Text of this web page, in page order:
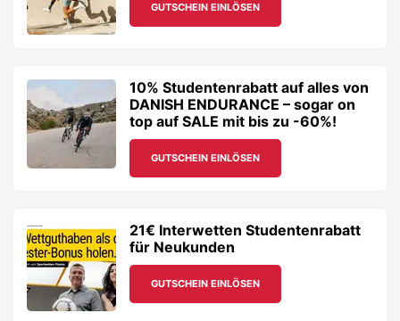
GUTSCHEIN EINLÖSEN
10% Studentenrabatt auf alles von
DANISH ENDURANCE – sogar on
top auf SALE mit bis zu -60%!
GUTSCHEIN EINLÖSEN
21€ Interwetten Studentenrabatt
für Neukunden
GUTSCHEIN EINLÖSEN